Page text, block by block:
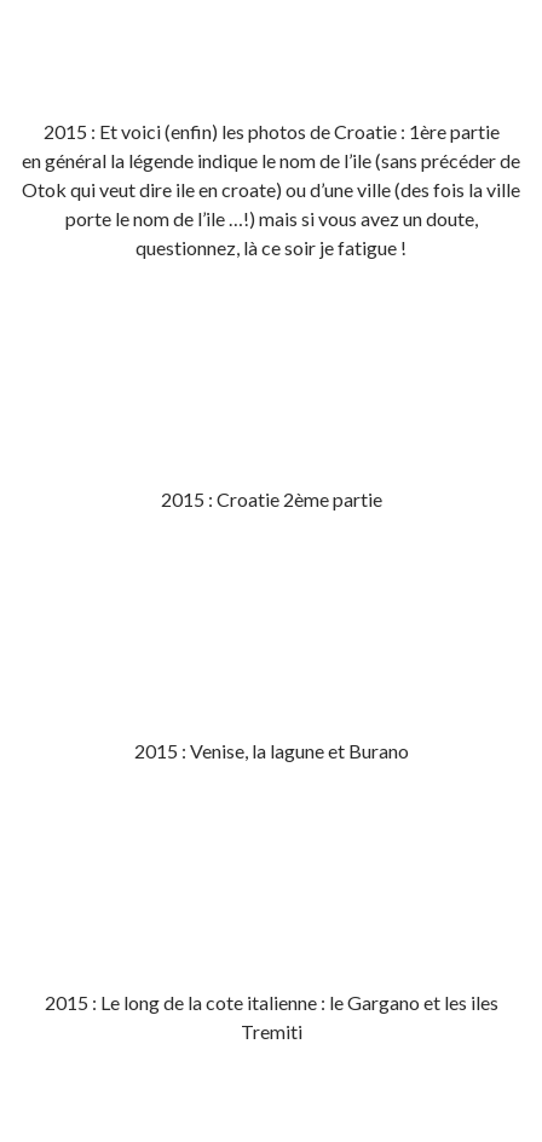
2015 : Et voici (enfin) les photos de Croatie : 1ère partie
en général la légende indique le nom de l’ile (sans précéder de
Otok qui veut dire ile en croate) ou d’une ville (des fois la ville
porte le nom de l’ile …!) mais si vous avez un doute,
questionnez, là ce soir je fatigue !
2015 : Croatie 2ème partie
2015 : Venise, la lagune et Burano
2015 : Le long de la cote italienne : le Gargano et les iles
Tremiti